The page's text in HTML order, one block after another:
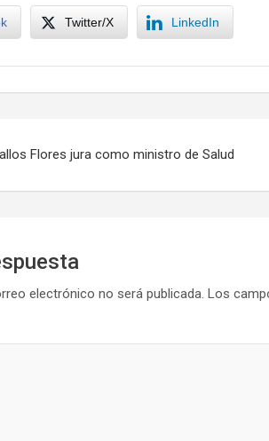
Twitter/X LinkedIn
Flores jura como ministro de Salud
electrónico no será publicada. Los